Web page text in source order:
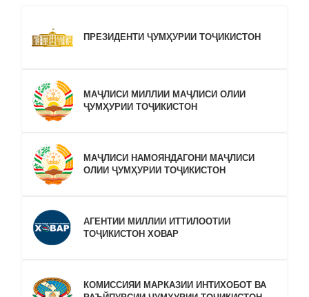
ПРЕЗИДЕНТИ ҶУМҲУРИИ ТОҶИКИСТОН
МАҶЛИСИ МИЛЛИИ МАҶЛИСИ ОЛИИ
ҶУМҲУРИИ ТОҶИКИСТОН
МАҶЛИСИ НАМОЯНДАГОНИ МАҶЛИСИ
ОЛИИ ҶУМҲУРИИ ТОҶИКИСТОН
АГЕНТИИ МИЛЛИИ ИТТИЛООТИИ
ТОҶИКИСТОН ХОВАР
КОМИССИЯИ МАРКАЗИИ ИНТИХОБОТ ВА